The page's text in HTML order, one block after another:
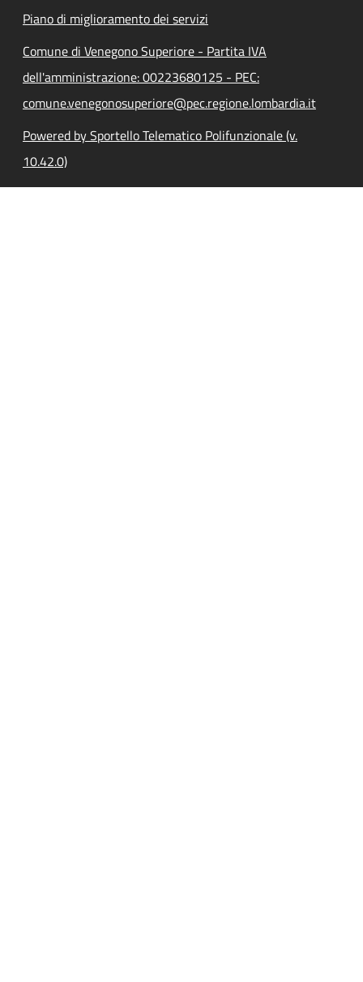
Piano di miglioramento dei servizi
Comune di Venegono Superiore - Partita IVA
dell'amministrazione: 00223680125 - PEC:
comune.venegonosuperiore@pec.regione.lombardia.it
Powered by Sportello Telematico Polifunzionale (v.
10.42.0)